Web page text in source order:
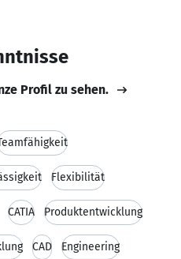
Profil zu sehen.
Flexibilität
CATIA Produktentwicklung
CAD Engineering